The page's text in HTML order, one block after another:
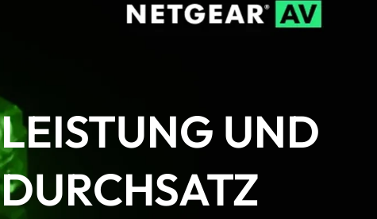
Layer-3-Funktionsumfang umfasst statisches,
richtlinienbasiertes und dynamisches Routing
LEISTUNG UND
DURCHSATZ